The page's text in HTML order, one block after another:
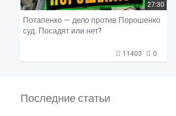
27:30
Потапенко — дело против Порошенко
суд. Посадят или нет?
11403 0
Последние статьи